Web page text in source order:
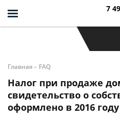
7
Главная - FAQ
Налог при продаже
свидетельство о
оформлено в 2016 году